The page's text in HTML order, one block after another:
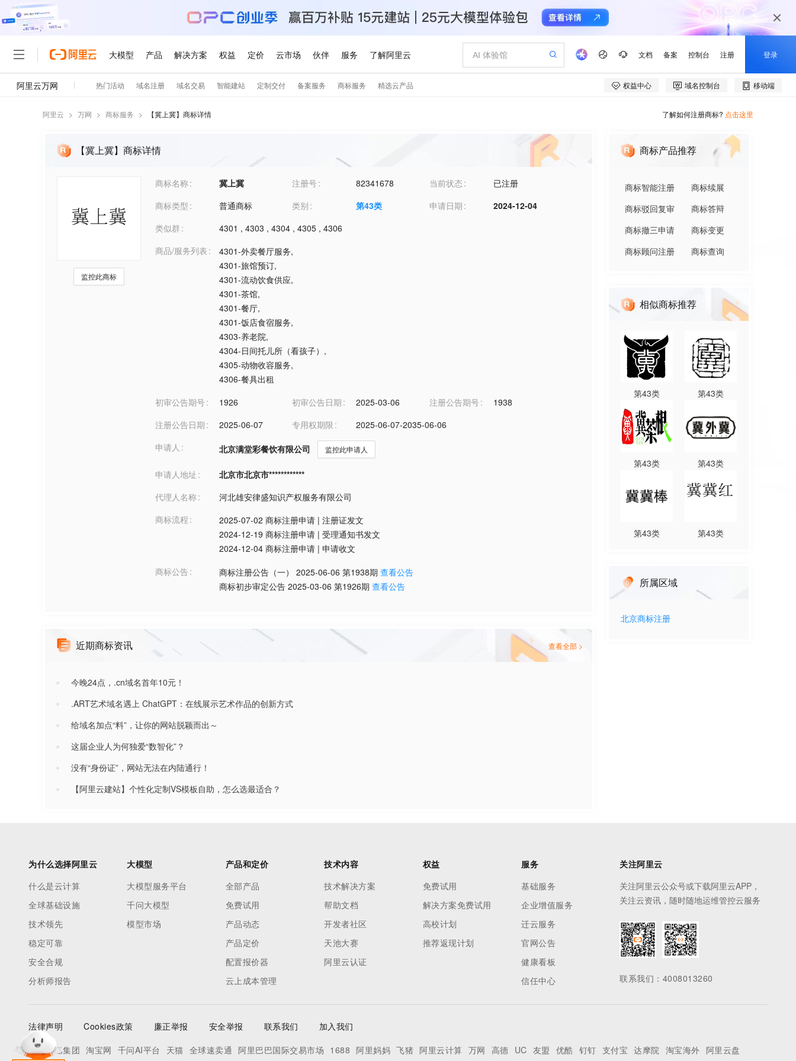
阿里云 > 万网 > 商标服务 > 【冀上冀】商标详情 了解如何注册商标? 点击这里
【冀上冀】商标详情
监控此商标
商标名称 冀上冀 注册号 82341678 当前状态
已注册
商标类型
普通商标 类别 第43类 申请日期
2024-12-04
类似群
4301 , 4303 , 4304 , 4305 , 4306
商品/服务列表
4301-外卖餐厅服务,
4301-旅馆预订,
4301-流动饮食供应,
4301-茶馆,
4301-餐厅,
4301-饭店食宿服务,
4303-养老院,
4304-日间托儿所（看孩子） ,
4305-动物收容服务,
4306-餐具出租
初审公告期号
1926 初审公告日期 2025-03-06 注册公告期号
1938
注册公告日期
2025-06-07 专用权期限
2025-06-07-2035-06-06
申请人
北京满堂彩餐饮有限公司 监控此申请人
申请人地址
北京市北京市************
代理人名称
河北雄安律盛知识产权服务有限公司
商标流程
2025-07-02 商标注册申请 | 注册证发文
2024-12-19 商标注册申请 | 受理通知书发文
2024-12-04 商标注册申请 | 申请收文
商标公告
商标注册公告（一） 2025-06-06 第1938期 查看公告
商标初步审定公告 2025-03-06 第1926期 查看公告
近期商标资讯 查看全部 >
今晚24点，.cn域名首年10元！
.ART艺术域名遇上 ChatGPT：在线展示艺术作品的创新方式
给域名加点“料”，让你的网站脱颖而出～
这届企业人为何独爱“数智化”？
没有“身份证”，网站无法在内陆通行！
【阿里云建站】个性化定制VS模板自助，怎么选最适合？
商标产品推荐
商标智能注册
商标续展
商标驳回复审
商标答辩
商标撤三申请
商标变更
商标顾问注册
商标查询
相似商标推荐
第43类 第43类
第43类 第43类
第43类 第43类
所属区域
北京商标注册